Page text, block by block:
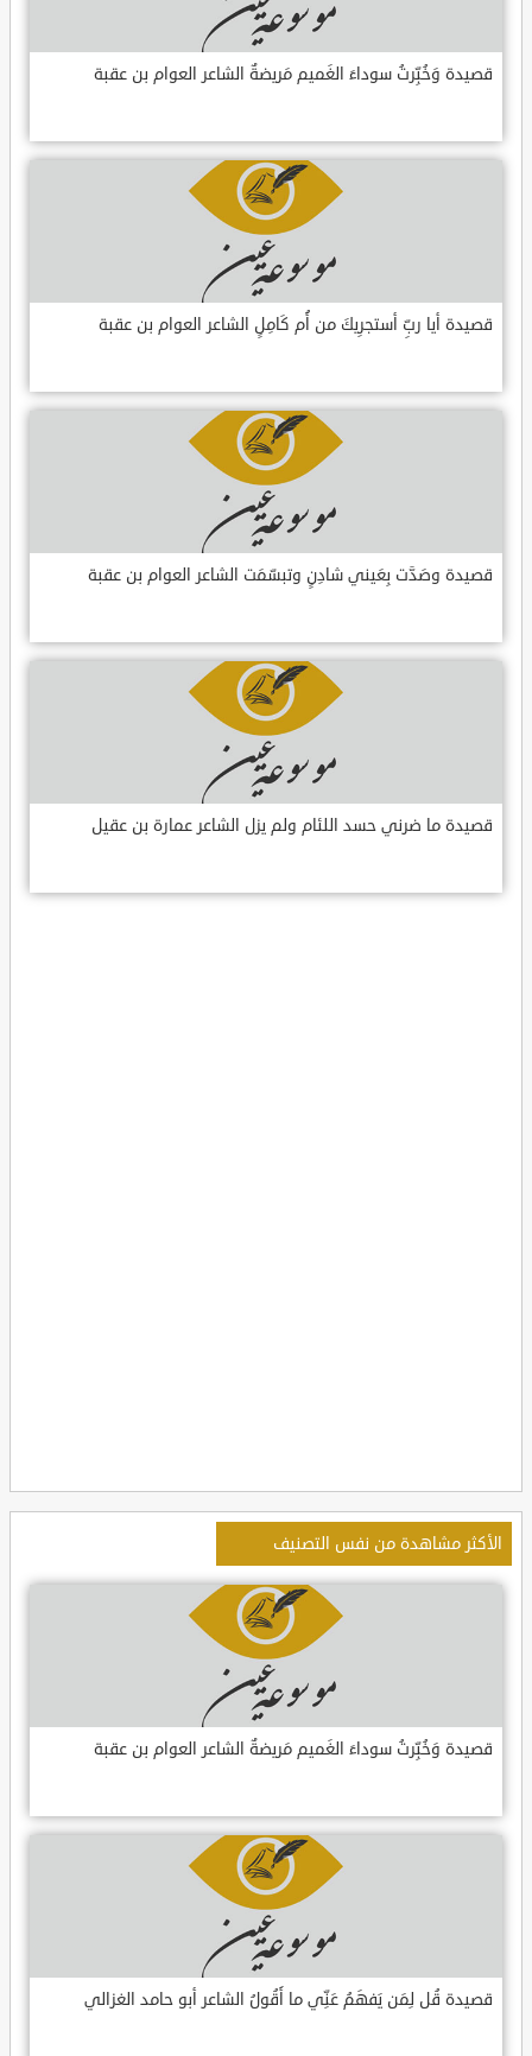
قصيدة وَخُبِّرتُ سوداءَ الغَميم مَريضةٌ الشاعر العوام بن عقبة
قصيدة أيا ربِّ أستجرِيكَ من أُم كَامِلٍ الشاعر العوام بن عقبة
قصيدة وصَدَّت بِعَيني شادِنٍ وتبسّمَت الشاعر العوام بن عقبة
قصيدة ما ضرني حسد اللئام ولم يزل الشاعر عمارة بن عقيل
الأكثر مشاهدة من نفس التصنيف
قصيدة وَخُبِّرتُ سوداءَ الغَميم مَريضةٌ الشاعر العوام بن عقبة
قصيدة قُل لِمَن يَفهَمُ عَنِّي ما أَقُولُ الشاعر أبو حامد الغزالي